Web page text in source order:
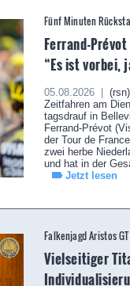
Fünf Minuten
Ferrand-
“Es ist vorbei,
05.08.2026 |
Zeitfahren am
tagsdrauf in
Ferrand-Prévot
der Tour de
zwei herbe
und hat in der
Jetzt lesen
Falkenjagd Aristos GT
Vielseitiger